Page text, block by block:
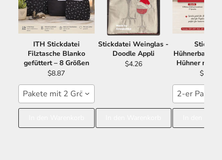
ITH Stickdatei
Filztasche Blanko
gefüttert – 8 Größen
$8.87
Pakete mit 2 Größen 15x24 16x26
Stickdatei Weinglas -
Doodle Appli
$4.26
Hühnerbande
Hühner mit
$11.18
2-er Paket